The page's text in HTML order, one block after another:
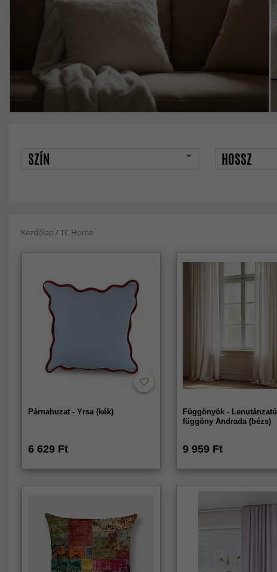
SZÍN HOSSZ
Kezdőlap /TC Home
Párnahuzat - Yrsa (kék)
6 629 Ft
Függönyök - Lenutánzatú
függöny Andrada (bézs)
9 959 Ft